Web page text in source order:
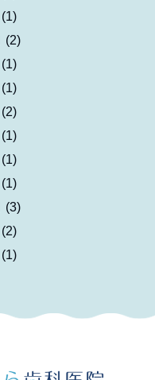
(1)
(2)
(1)
(1)
(2)
(1)
(1)
(1)
(3)
(2)
(1)